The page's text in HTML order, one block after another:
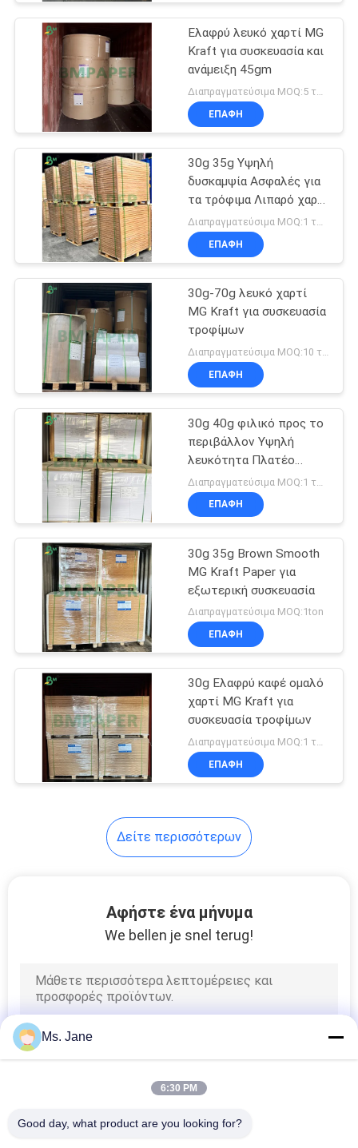
SITEMAP
ΠΟΛΙΤΙΚΉ
ΑΠΟΡΡΉΤΟΥ
Ελαφρύ λευκό χαρτί MG
Kraft για συσκευασία και
ανάμειξη 45gm
Διαπραγματεύσιμα MOQ:5 τόνοι
ΕΠΑΦΉ
30g 35g Υψηλή
δυσκαμψία Ασφαλές για
τα τρόφιμα Λιπαρό χαρτί
MG Kraft για συσκευασία
τροφίμων Συσκευασία
δώρων
ΕΠΑΦΉ
30g-70g λευκό χαρτί
MG Kraft για συσκευασία
τροφίμων
ΕΠΑΦΉ
30g 40g φιλικό προς το
περιβάλλον Υψηλή
λευκότητα Πλατέο
χαρτί MG Kraft για
εκτύπωση συσκευασίας
τροφίμων
ΕΠΑΦΉ
30g 35g Brown Smooth
MG Kraft Paper για
εξωτερική συσκευασία
Διαπραγματεύσιμα MOQ:1ton
ΕΠΑΦΉ
30g Ελαφρύ καφέ ομαλό
χαρτί MG Kraft για
συσκευασία τροφίμων
Διαπραγματεύσιμα MOQ:1 τόνος
ΕΠΑΦΉ
Δείτε περισσότερων
Αφήστε ένα μήνυμα
We bellen je snel terug!
Ms. Jane
6:30 PM
Good day, what product are you looking for?